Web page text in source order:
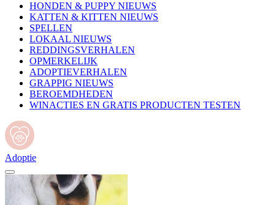
HONDEN & PUPPY NIEUWS
KATTEN & KITTEN NIEUWS
SPELLEN
LOKAAL NIEUWS
REDDINGSVERHALEN
OPMERKELIJK
ADOPTIEVERHALEN
GRAPPIG NIEUWS
BEROEMDHEDEN
WINACTIES EN GRATIS PRODUCTEN TESTEN
Adoptie